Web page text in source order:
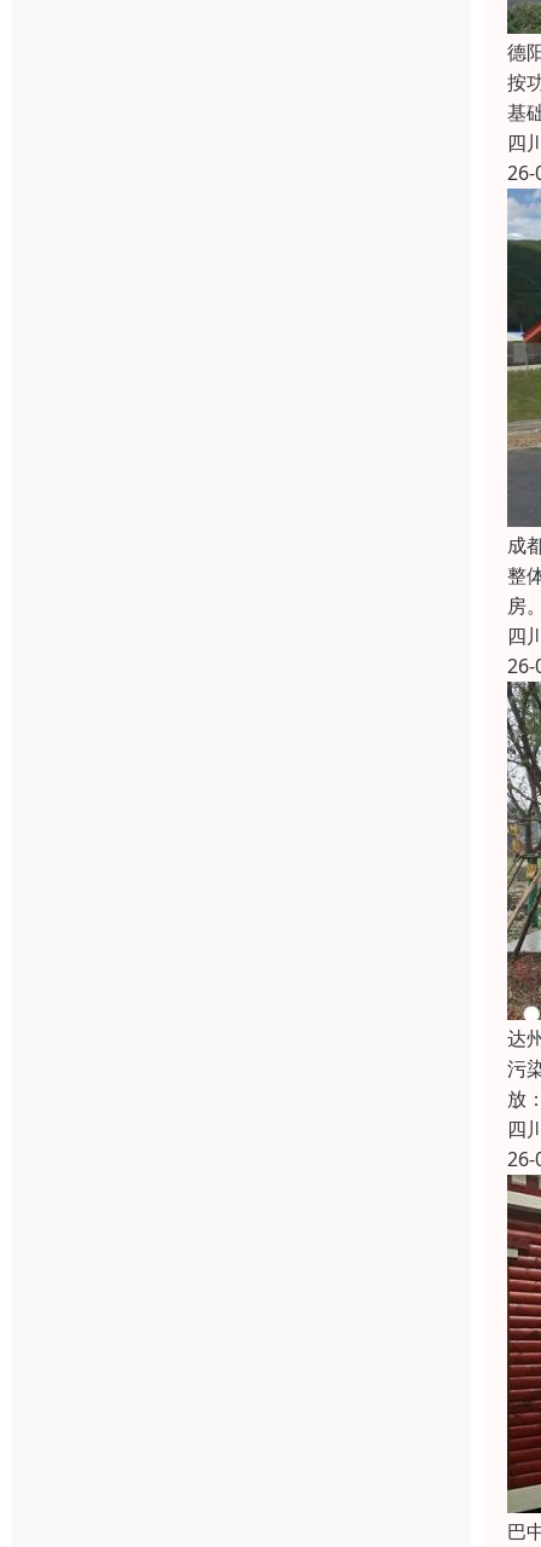
德
按
基
四
26-
成
整
房
四
26-
达
污
放
四
26-
巴